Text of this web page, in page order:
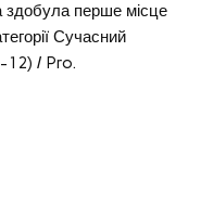
здобула перше місце
Сучасний
12) / Pro.